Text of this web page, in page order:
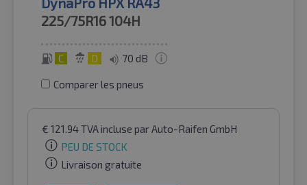
225/75R16104H
C D 70 dB
Comparer les pneus
€ 121.94TVA incluse par Auto-Raifen GmbH
PEU DE STOCK
Livraison gratuite